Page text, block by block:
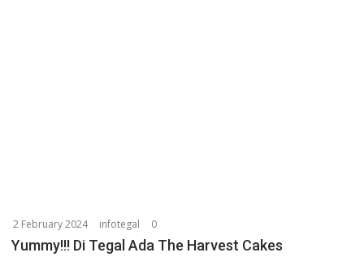
2 February 2024 infotegal 0
Yummy!!! Di Tegal Ada The Harvest Cakes